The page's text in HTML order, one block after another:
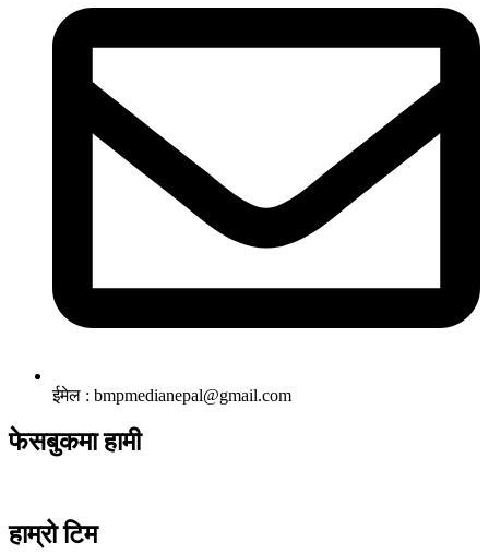
ईमेल : bmpmedianepal@gmail.com
फेसबुकमा हामी
हाम्रो टिम